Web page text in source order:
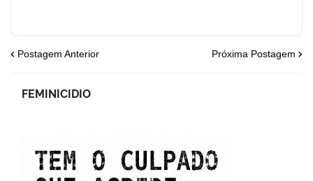
Postagem Anterior Próxima Postagem
FEMINICIDIO